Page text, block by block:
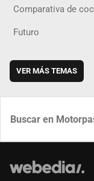
Comparativa de
Futuro
VER MÁS TEMAS